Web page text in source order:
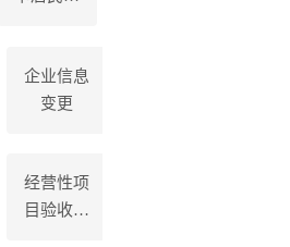
企业信息
变更
经营性项
目验收开